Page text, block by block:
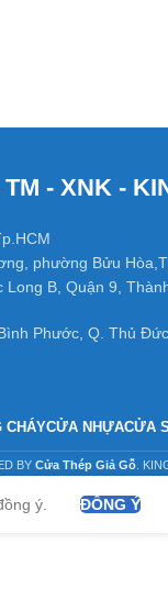
- XNK -
phường Bửu
B, Quận 9,
Phước, Q. Thủ
CHÁYCỬA NHỰACỬA
BY Cửa Thép Giả Gỗ .
ý. ĐỒNG Ý